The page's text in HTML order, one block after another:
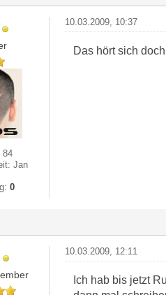
84
Jan
0
10.03.2009, 10:37
Das hört sich
10.03.2009, 12:11
Ich hab bis jetzt